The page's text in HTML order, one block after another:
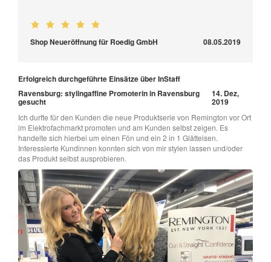
Shop Neueröffnung für Roedig GmbH 08.05.2019
Erfolgreich durchgeführte Einsätze über InStaff
Ravensburg: stylingaffine Promoterin in Ravensburg
gesucht
14. Dez,
2019
Ich durfte für den Kunden die neue Produktserie von Remington vor Ort
im Elektrofachmarkt promoten und am Kunden selbst zeigen. Es
handelte sich hierbei um einen Fön und ein 2 in 1 Glätteisen.
Interessierte Kundinnen konnten sich von mir stylen lassen und/oder
das Produkt selbst ausprobieren.